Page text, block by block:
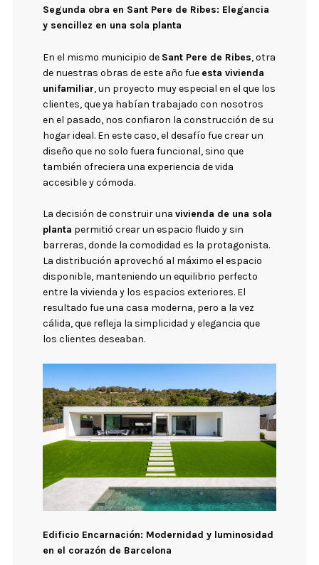
Segunda obra en Sant Pere de Ribes: Elegancia
y sencillez en una sola planta
En el mismo municipio de Sant Pere de Ribes, otra
de nuestras obras de este año fue esta vivienda
unifamiliar, un proyecto muy especial en el que los
clientes, que ya habían trabajado con nosotros
en el pasado, nos confiaron la construcción de su
hogar ideal. En este caso, el desafío fue crear un
diseño que no solo fuera funcional, sino que
también ofreciera una experiencia de vida
accesible y cómoda.
La decisión de construir unavivienda de una sola
planta permitió crear un espacio fluido y sin
barreras, donde la comodidad es la protagonista.
La distribución aprovechó al máximo el espacio
disponible, manteniendo un equilibrio perfecto
entre la vivienda y los espacios exteriores. El
resultado fue una casa moderna, pero a la vez
cálida, que refleja la simplicidad y elegancia que
los clientes deseaban.
Edificio Encarnación: Modernidad y luminosidad
en el corazón de Barcelona